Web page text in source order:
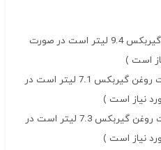
سوناتا 2007-2010 ( ظرفیت روغن گیربکس 9.4 لیتر است در صورت
( ظرفیت روغن گیربکس 7.1 لیتر است در
سوناتا LF مدل 2015-2017 ( ظرفیت روغن گیربکس 7.3 لیتر است در